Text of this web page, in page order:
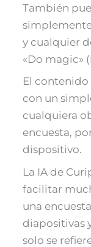
También
y cualquier
«Do magic»
El
con un
cualquiera
encuesta,
dispositivo​.
La IA de
facilitar
una
diapositivas
solo se